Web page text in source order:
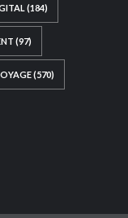
(184)
(97)
(570)